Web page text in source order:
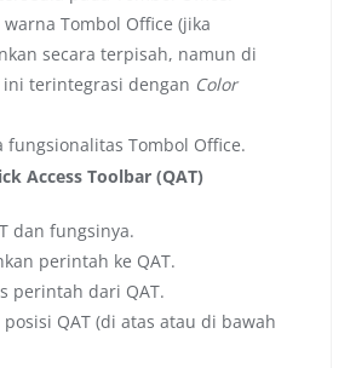
Tombol Office (jika
secara terpisah, namun di
ini terintegrasi dengan Color
fungsionalitas Tombol Office.
Access Toolbar (QAT)
dan fungsinya.
perintah ke QAT.
perintah dari QAT.
QAT (di atas atau di bawah